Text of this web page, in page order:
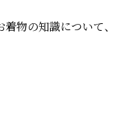
物の知識について、